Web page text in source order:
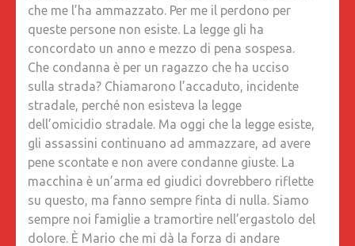
che me l’ha ammazzato. Per me il perdono per
queste persone non esiste. La legge gli ha
concordato un anno e mezzo di pena sospesa.
Che condanna è per un ragazzo che ha ucciso
sulla strada? Chiamarono l’accaduto, incidente
stradale, perché non esisteva la legge
dell’omicidio stradale. Ma oggi che la legge esiste,
gli assassini continuano ad ammazzare, ad avere
pene scontate e non avere condanne giuste. La
macchina è un’arma ed giudici dovrebbero riflette
su questo, ma fanno sempre finta di nulla. Siamo
sempre noi famiglie a tramortire nell’ergastolo del
dolore. È Mario che mi dà la forza di andare